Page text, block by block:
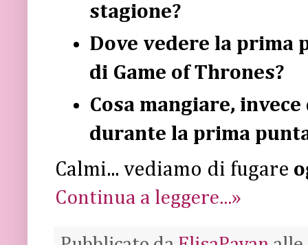
stagione?
Dove vedere la prima
di Game of Thrones?
Cosa mangiare,
durante la prima
Calmi... vediamo di fugare
Continua a leggere...»